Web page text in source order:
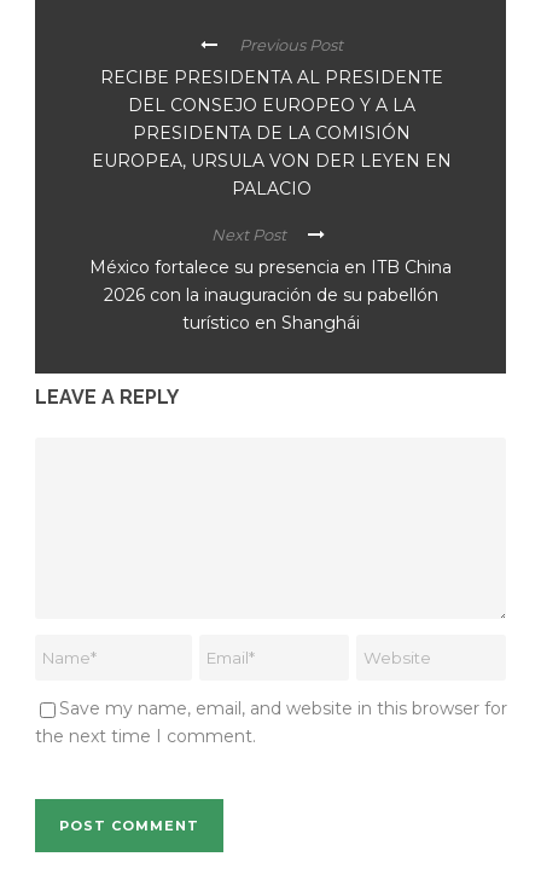
Previous Post
RECIBE PRESIDENTA AL PRESIDENTE
DEL CONSEJO EUROPEO Y A LA
PRESIDENTA DE LA COMISIÓN
EUROPEA, URSULA VON DER LEYEN EN
PALACIO
Next Post
México fortalece su presencia en ITB China
2026 con la inauguración de su pabellón
turístico en Shanghái
LEAVE A REPLY
Save my name, email, and website in this browser for
the next time I comment.